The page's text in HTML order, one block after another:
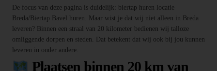
De focus van deze pagina is duidelijk: biertap huren locatie
Breda/Biertap Bavel huren. Maar wist je dat wij niet alleen in Breda
leveren? Binnen een straal van 20 kilometer bedienen wij talloze
omliggende dorpen en steden. Dat betekent dat wij ook bij jou kunnen
leveren in onder andere:
Plaatsen binnen 20 km van